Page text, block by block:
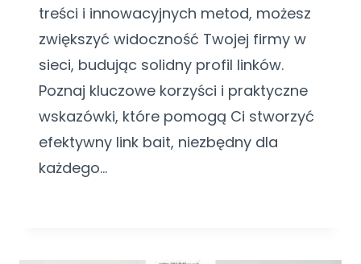
treści i innowacyjnych metod, możesz
zwiększyć widoczność Twojej firmy w
sieci, budując solidny profil linków.
Poznaj kluczowe korzyści i praktyczne
wskazówki, które pomogą Ci stworzyć
efektywny link bait, niezbędny dla
każdego…